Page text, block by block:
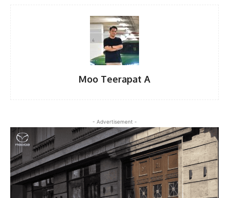
Moo Teerapat A
- Advertisement -